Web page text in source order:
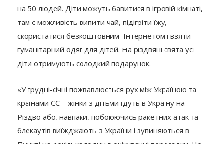
на 50 людей. Діти можуть бавитися в ігровій кімнаті,
там є можливість випити чай, підігріти їжу,
скористатися безкоштовним Інтернетом і взяти
гуманітарний одяг для дітей. На різдвяні свята усі
діти отримують солодкий подарунок.
«У грудні-січні пожвавлюється рух між Україною та
країнами ЄС – жінки з дітьми їдуть в Україну на
Різдво або, навпаки, побоюючись ракетних атак та
блекаутів виїжджають з України і зупиняються в